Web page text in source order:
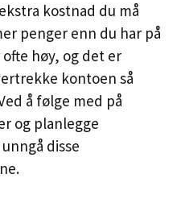
kostnad du må
penger enn du har på
høy, og det er
kontoen så
å følge med på
og planlegge
disse